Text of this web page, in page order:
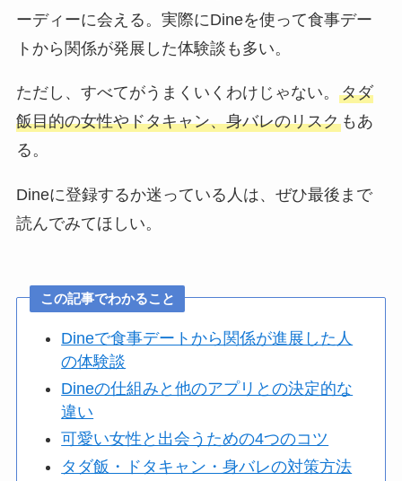
ーディーに会える。実際にDineを使って食事デー
トから関係が発展した体験談も多い。
ただし、すべてがうまくいくわけじゃない。 タダ
飯目的の女性やドタキャン、身バレのリスクもあ
る。
Dineに登録するか迷っている人は、ぜひ最後まで
読んでみてほしい。
この記事でわかること
Dineで食事デートから関係が進展した人
の体験談
Dineの仕組みと他のアプリとの決定的な
違い
可愛い女性と出会うための4つのコツ
タダ飯・ドタキャン・身バレの対策方法